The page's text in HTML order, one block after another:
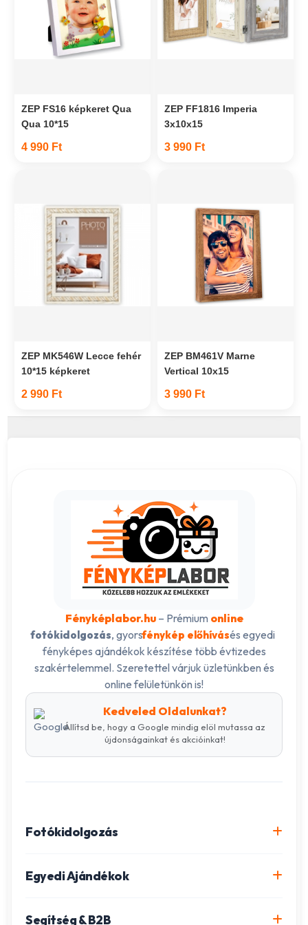
ZEP FS16 képkeret Qua
Qua 10*15
4 990 Ft
ZEP FF1816 Imperia
3x10x15
3 990 Ft
ZEP MK546W Lecce fehér
10*15 képkeret
2 990 Ft
ZEP BM461V Marne
Vertical 10x15
3 990 Ft
Fényképlabor.hu– Prémium online
fotókidolgozás, gyorsfénykép előhívásés egyedi
fényképes ajándékok készítése több évtizedes
szakértelemmel. Szeretettel várjuk üzletünkben és
online felületünkön is!
Kedveled Oldalunkat?
Állítsd be, hogy a Google mindig elöl mutassa az
újdonságainkat és akcióinkat!
Fotókidolgozás
Egyedi Ajándékok
Segítség & B2B